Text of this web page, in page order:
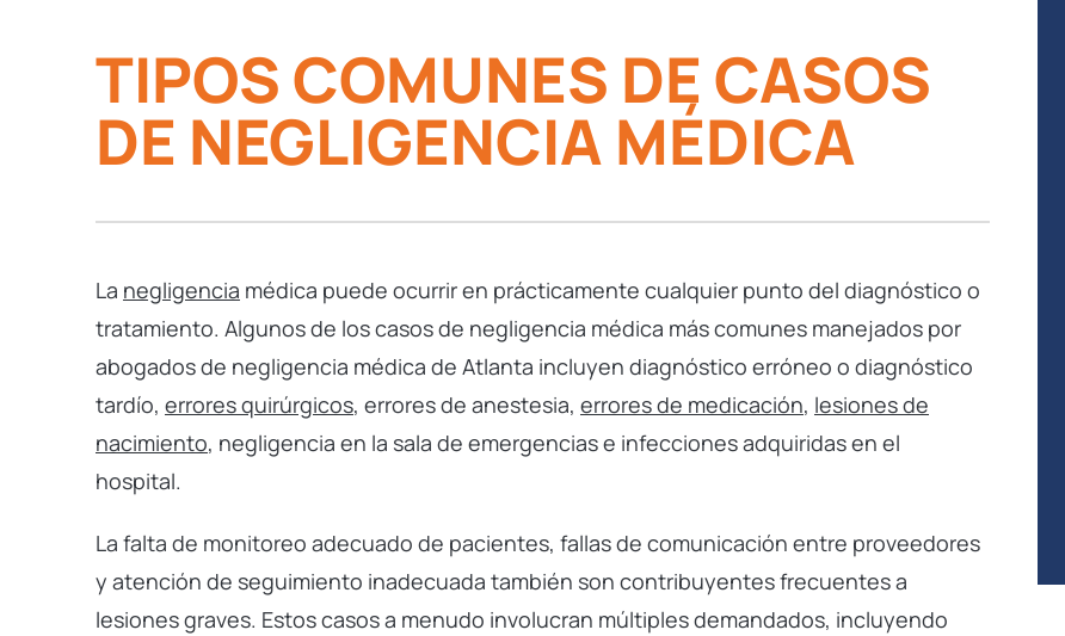
TIPOS COMUNES DE CASOS
DE NEGLIGENCIA MÉDICA
La negligencia médica puede ocurrir en prácticamente cualquier punto del diagnóstico o
tratamiento. Algunos de los casos de negligencia médica más comunes manejados por
abogados de negligencia médica de Atlanta incluyen diagnóstico erróneo o diagnóstico
tardío, errores quirúrgicos, errores de anestesia, errores de medicación, lesiones de
nacimiento, negligencia en la sala de emergencias e infecciones adquiridas en el
hospital.
La falta de monitoreo adecuado de pacientes, fallas de comunicación entre proveedores
y atención de seguimiento inadecuada también son contribuyentes frecuentes a
lesiones graves. Estos casos a menudo involucran múltiples demandados, incluyendo